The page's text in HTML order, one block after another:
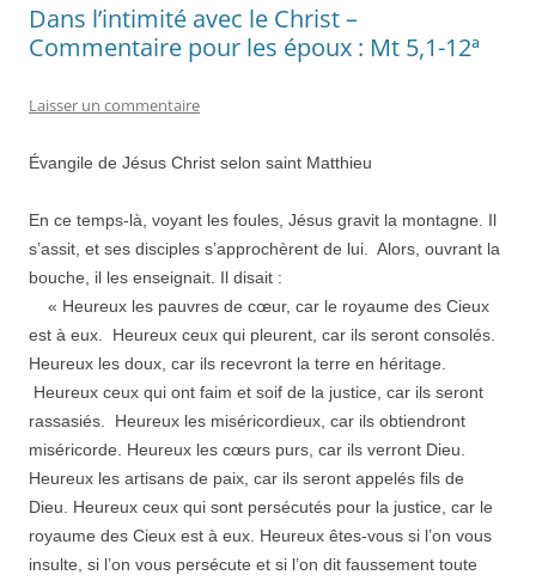
Dans l’intimité avec le Christ –
Commentaire pour les époux : Mt 5,1-12ª
Laisser un commentaire
Évangile de Jésus Christ selon saint Matthieu
En ce temps-là, voyant les foules, Jésus gravit la montagne. Il
s’assit, et ses disciples s’approchèrent de lui. Alors, ouvrant la
bouche, il les enseignait. Il disait :
« Heureux les pauvres de cœur, car le royaume des Cieux
est à eux. Heureux ceux qui pleurent, car ils seront consolés.
Heureux les doux, car ils recevront la terre en héritage.
Heureux ceux qui ont faim et soif de la justice, car ils seront
rassasiés. Heureux les miséricordieux, car ils obtiendront
miséricorde. Heureux les cœurs purs, car ils verront Dieu.
Heureux les artisans de paix, car ils seront appelés fils de
Dieu. Heureux ceux qui sont persécutés pour la justice, car le
royaume des Cieux est à eux. Heureux êtes-vous si l’on vous
insulte, si l’on vous persécute et si l’on dit faussement toute